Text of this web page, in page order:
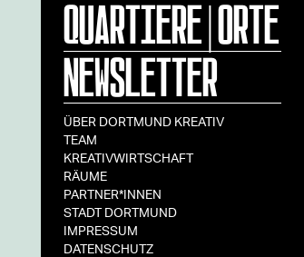
QUARTIERE|ORTE
NEWSLETTER
ÜBER DORTMUND KREATIV
TEAM
KREATIVWIRTSCHAFT
RÄUME
PARTNER*INNEN
STADT DORTMUND
IMPRESSUM
DATENSCHUTZ